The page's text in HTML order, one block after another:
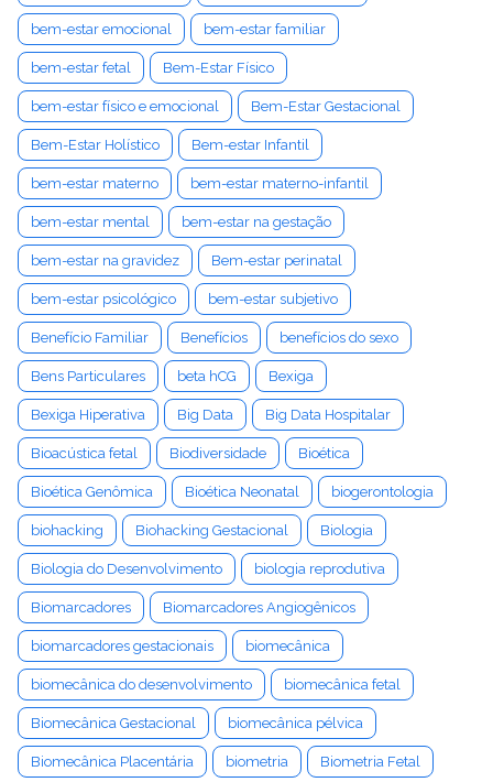
bem-estar emocional bem-estar familiar
bem-estar fetal Bem-Estar Físico
bem-estar físico e emocional Bem-Estar Gestacional
Bem-Estar Holístico Bem-estar Infantil
bem-estar materno bem-estar materno-infantil
bem-estar mental bem-estar na gestação
bem-estar na gravidez Bem-estar perinatal
bem-estar psicológico bem-estar subjetivo
Benefício Familiar Benefícios benefícios do sexo
Bens Particulares beta hCG Bexiga
Bexiga Hiperativa Big Data Big Data Hospitalar
Bioacústica fetal Biodiversidade Bioética
Bioética Genômica Bioética Neonatal biogerontologia
biohacking Biohacking Gestacional Biologia
Biologia do Desenvolvimento biologia reprodutiva
Biomarcadores Biomarcadores Angiogênicos
biomarcadores gestacionais biomecânica
biomecânica do desenvolvimento biomecânica fetal
Biomecânica Gestacional biomecânica pélvica
Biomecânica Placentária biometria Biometria Fetal